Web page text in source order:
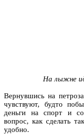
На лыжне
Вернувшись на
чувствуют, будто
деньги на спорт и
вопрос, как сделать
удобно.